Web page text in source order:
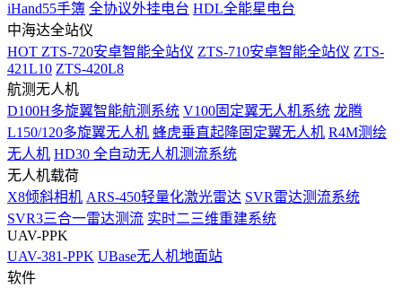
iHand55手簿 全协议外挂电台 HDL全能星电台
中海达全站仪
HOT ZTS-720安卓智能全站仪 ZTS-710安卓智能全站仪 ZTS-
421L10 ZTS-420L8
航测无人机
D100H多旋翼智能航测系统 V100固定翼无人机系统 龙腾
L150/120多旋翼无人机 蜂虎垂直起降固定翼无人机 R4M测绘
无人机 HD30 全自动无人机测流系统
无人机载荷
X8倾斜相机 ARS-450轻量化激光雷达 SVR雷达测流系统
SVR3三合一雷达测流 实时二三维重建系统
UAV-PPK
UAV-381-PPK UBase无人机地面站
软件